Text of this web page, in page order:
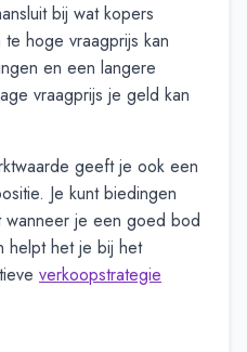
bij wat kopers
hoge vraagprijs kan
en een langere
vraagprijs je geld kan
geeft je ook een
Je kunt biedingen
je een goed bod
helpt het je bij het
verkoopstrategie